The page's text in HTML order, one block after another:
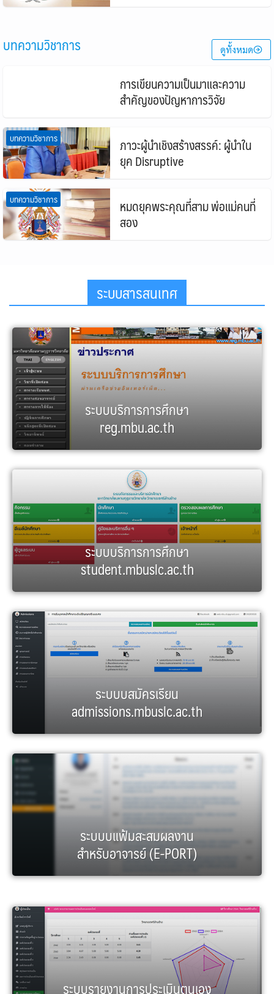
บทความวิชาการ ดูทั้งหมด
การเขียนความเป็นมาและความ
สำคัญของปัญหาการวิจัย
บทความวิชาการ ภาวะผู้นำเชิงสร้างสรรค์: ผู้นำใน
ยุค Disruptive
บทความวิชาการ หมดยุคพระคุณที่สาม พ่อแม่คนที่
สอง
ระบบสารสนเทศ
ระบบบริการการศึกษา
reg.mbu.ac.th
ระบบบริการการศึกษา
student.mbuslc.ac.th
ระบบบสมัครเรียน
admissions.mbuslc.ac.th
ระบบบแฟ้มสะสมผลงาน
สำหรับอาจารย์ (E-PORT)
ระบบรายงานการประเมินตนเอง